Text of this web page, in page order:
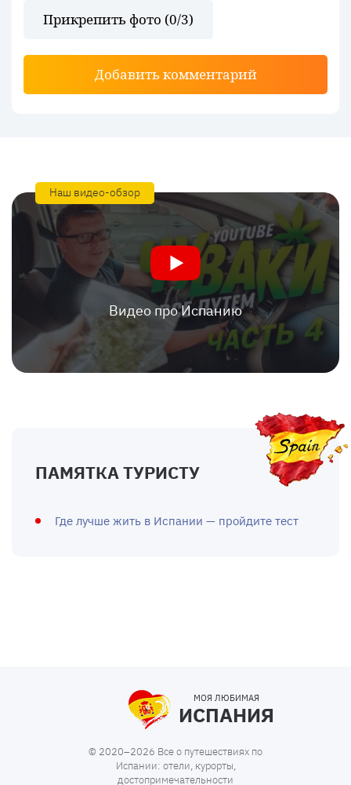
Прикрепить фото (0/3)
Добавить комментарий
Наш видео-обзор
Видео про Испанию
ПАМЯТКА ТУРИСТУ
Где лучше жить в Испании — пройдите тест
МОЯ ЛЮБИМАЯ
ИСПАНИЯ
© 2020–2026 Все о путешествиях по
Испании: отели, курорты,
достопримечательности